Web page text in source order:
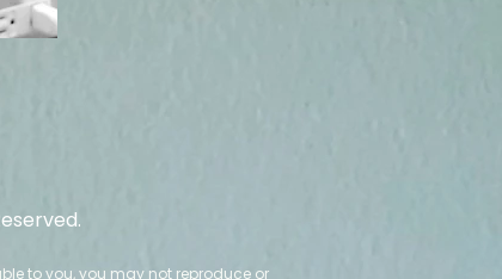
to you, you may not reproduce or